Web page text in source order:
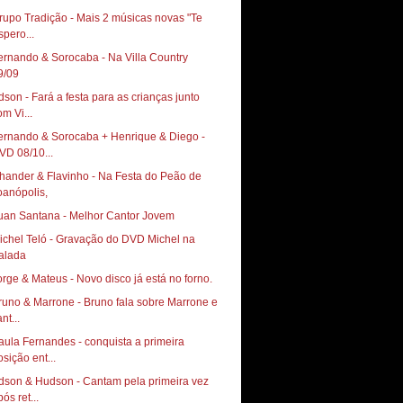
Tradição - Mais 2 músicas novas "Te
& Sorocaba - Na Villa Country
09
- Fará a festa para as crianças junto
Vi...
& Sorocaba + Henrique & Diego -
08/10...
& Flavinho - Na Festa do Peão de
Santana - Melhor Cantor Jovem
Teló - Gravação do DVD Michel na
& Mateus - Novo disco já está no forno.
& Marrone - Bruno fala sobre Marrone e
Fernandes - conquista a primeira
ent...
& Hudson - Cantam pela primeira vez
ret...